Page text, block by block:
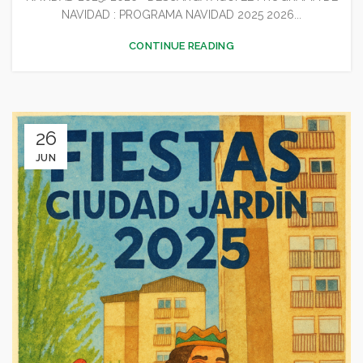
CULTURA,DEPORTES,FESTEJOS ,JUVENTUD - INFANCIA
NAVIDAD : PROGRAMA NAVIDAD 2025 2026...
CONTINUE READING
26
JUN